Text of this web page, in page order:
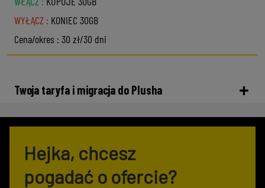
WYŁĄCZ : KONIEC 30GB
Cena/okres : 30 zł/30 dni
Twoja taryfa i migracja do Plusha
Hejka, chcesz
pogadać o ofercie?